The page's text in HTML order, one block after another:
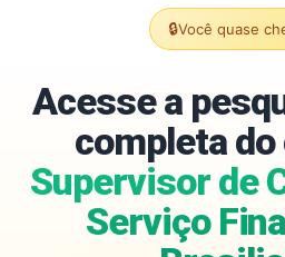
🔒Você quase
Acesse a
completa do
Supervisor de
Serviço